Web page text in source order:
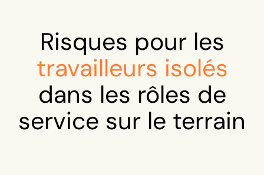
Risques pour les
travailleurs isolés
dans les rôles de
service sur le terrain